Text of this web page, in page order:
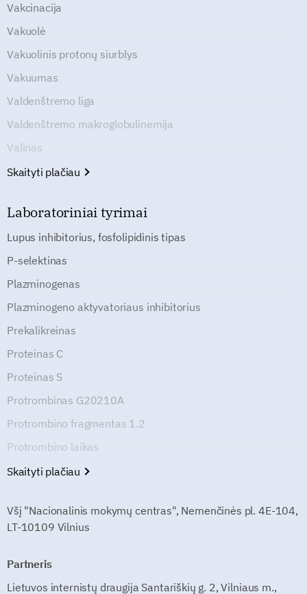
Vakcinacija
Vakuolė
Vakuolinis protonų siurblys
Vakuumas
Valdenštremo liga
Valdenštremo makroglobulinemija
Valinas
Skaityti plačiau
Laboratoriniai tyrimai
Lupus inhibitorius, fosfolipidinis tipas
P-selektinas
Plazminogenas
Plazminogeno aktyvatoriaus inhibitorius
Prekalikreinas
Proteinas C
Proteinas S
Protrombinas G20210A
Protrombino fragmentas 1.2
Protrombino laikas
Skaityti plačiau
Všį "Nacionalinis mokymų centras", Nemenčinės pl. 4E-104,
LT-10109 Vilnius
Partneris
Lietuvos internistų draugija Santariškių g. 2, Vilniaus m.,